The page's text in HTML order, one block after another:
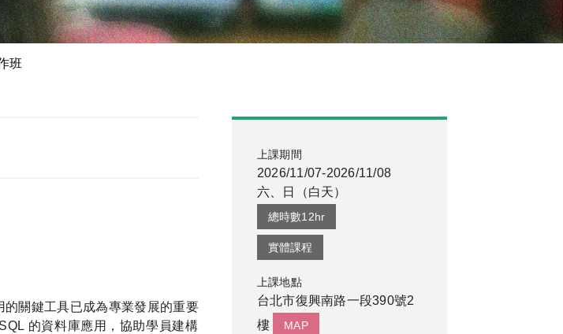
班
關鍵工具已成為專業發展的重要
的資料庫應用，協助學員建構
上課期間
2026/11/07-2026/11/08
六、日
（白天）
總時數12hr
實體課程
上課地點
台北市復興南路一段390號2
樓
MAP